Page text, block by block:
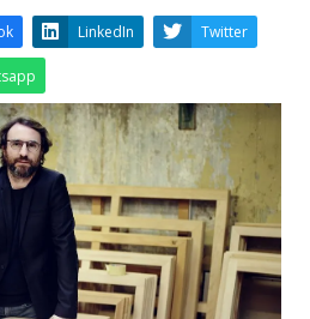
Facebook LinkedIn
Whatsapp